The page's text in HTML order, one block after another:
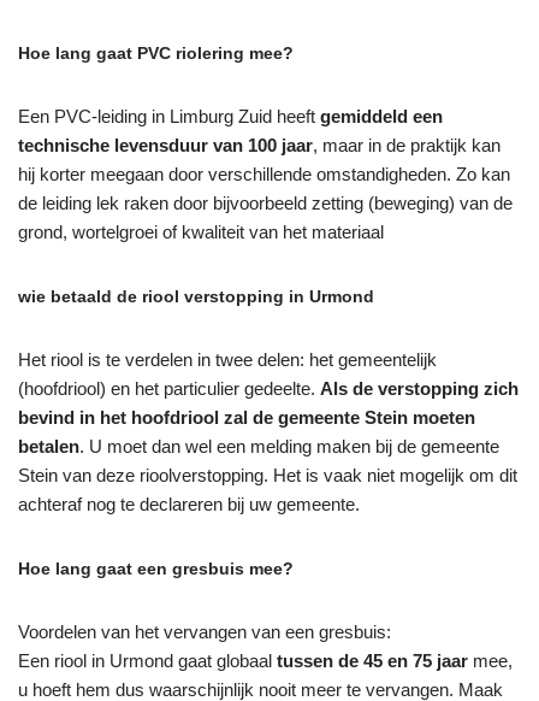
Hoe lang gaat PVC riolering mee?
Een PVC-leiding in Limburg Zuid heeft gemiddeld een
technische levensduur van 100 jaar, maar in de praktijk kan
hij korter meegaan door verschillende omstandigheden. Zo kan
de leiding lek raken door bijvoorbeeld zetting (beweging) van de
grond, wortelgroei of kwaliteit van het materiaal
wie betaald de riool verstopping in Urmond
Het riool is te verdelen in twee delen: het gemeentelijk
(hoofdriool) en het particulier gedeelte. Als de verstopping zich
bevind in het hoofdriool zal de gemeente Stein moeten
betalen. U moet dan wel een melding maken bij de gemeente
Stein van deze rioolverstopping. Het is vaak niet mogelijk om dit
achteraf nog te declareren bij uw gemeente.
Hoe lang gaat een gresbuis mee?
Voordelen van het vervangen van een gresbuis:
Een riool in Urmond gaat globaal tussen de 45 en 75 jaar mee,
u hoeft hem dus waarschijnlijk nooit meer te vervangen. Maak